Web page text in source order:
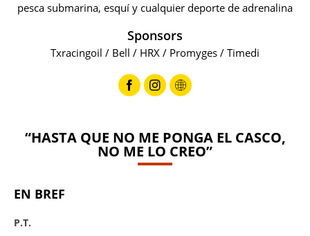
pesca submarina, esquí y cualquier deporte de adrenalina
Sponsors
Txracingoil / Bell / HRX / Promyges / Timedi
“HASTA QUE NO ME PONGA EL CASCO,
NO ME LO CREO”
EN BREF
P.T.